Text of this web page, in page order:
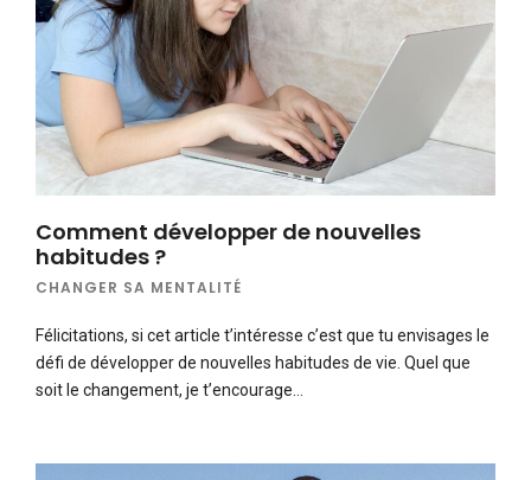
Comment développer de nouvelles
habitudes ?
CHANGER SA MENTALITÉ
Félicitations, si cet article t’intéresse c’est que tu envisages le
défi de développer de nouvelles habitudes de vie. Quel que
soit le changement, je t’encourage…